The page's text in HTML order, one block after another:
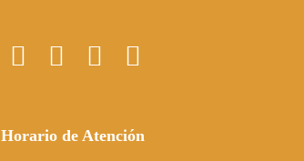
Horario de Atención